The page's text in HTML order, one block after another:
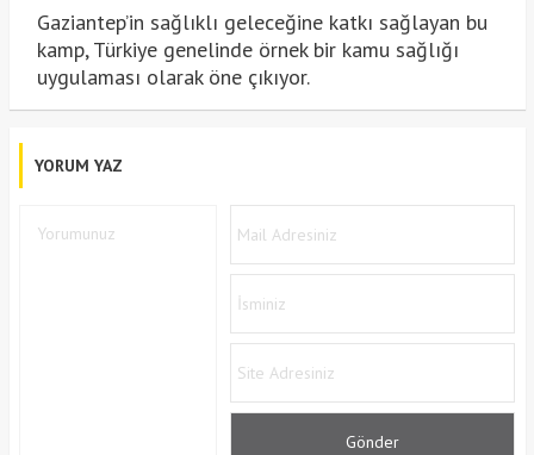
Gaziantep’in sağlıklı geleceğine katkı sağlayan bu
kamp, Türkiye genelinde örnek bir kamu sağlığı
uygulaması olarak öne çıkıyor.
YORUM YAZ